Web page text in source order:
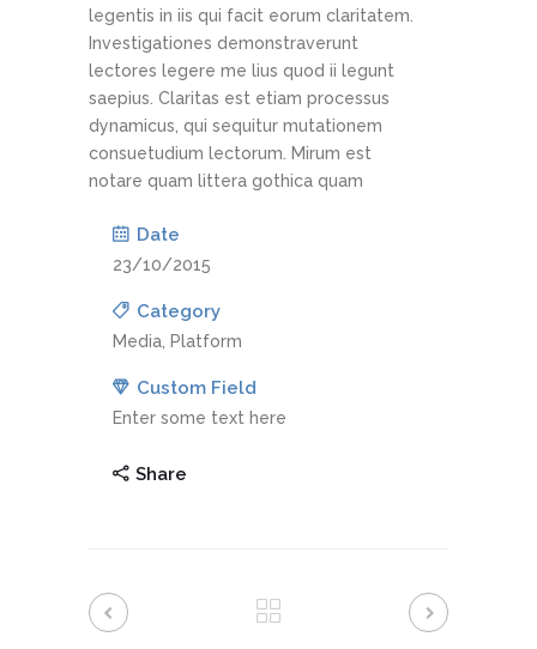
legentis in iis qui facit eorum claritatem.
Investigationes demonstraverunt
lectores legere me lius quod ii legunt
saepius. Claritas est etiam processus
dynamicus, qui sequitur mutationem
consuetudium lectorum. Mirum est
notare quam littera gothica quam
Date
23/10/2015
Category
Media, Platform
Custom Field
Enter some text here
Share